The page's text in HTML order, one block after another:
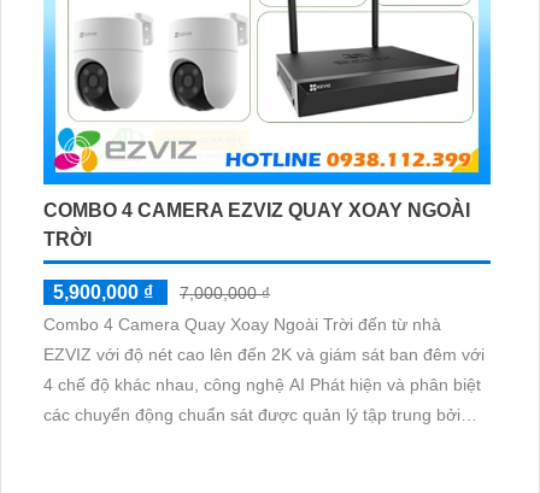
COMBO 4 CAMERA EZVIZ QUAY XOAY NGOÀI
TRỜI
5,900,000 ₫
7,000,000 ₫
Combo 4 Camera Quay Xoay Ngoài Trời đến từ nhà
EZVIZ với độ nét cao lên đến 2K và giám sát ban đêm với
4 chế độ khác nhau, công nghệ AI Phát hiện và phân biệt
các chuyển động chuẩn sát được quản lý tập trung bởi